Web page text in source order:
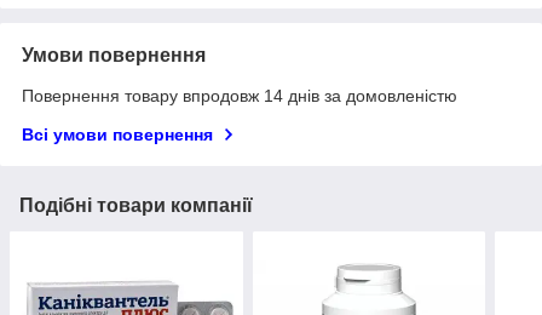
Умови повернення
Повернення товару впродовж 14 днів за домовленістю
Всі умови повернення
Подібні товари компанії